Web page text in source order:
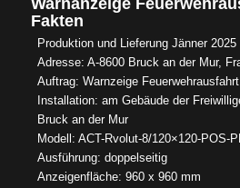
Warnanzeige
Fakten
Produktion und Lieferung Jänner 2025
Adresse: A-8600 Bruck an der Mur,
Auftrag: Warnzeige Feuerwehrausfahrt
Installation: am Gebäude der
Bruck an der Mur
Modell: ACT-Rvolut-8/120×120-POS-
Ausführung: doppelseitig
Anzeigenfläche: 960 x 960 mm